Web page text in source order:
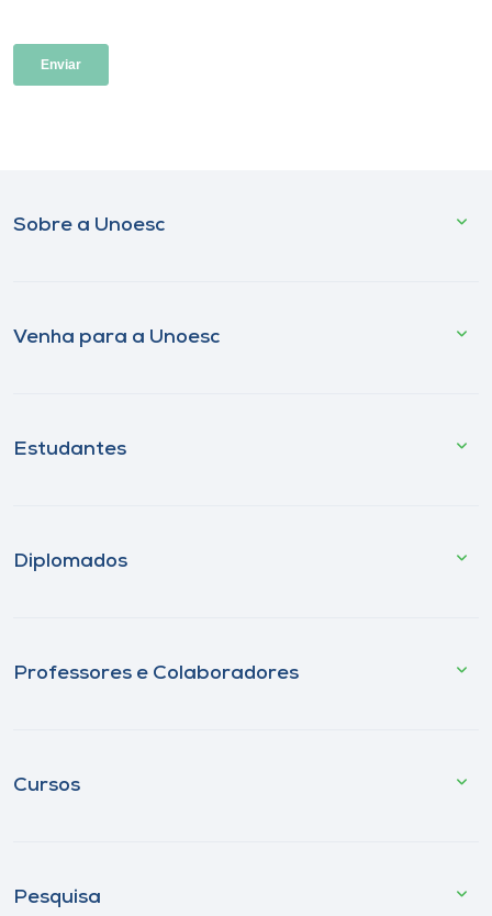
Sobre a Unoesc
Venha para a Unoesc
Estudantes
Diplomados
Professores e Colaboradores
Cursos
Pesquisa